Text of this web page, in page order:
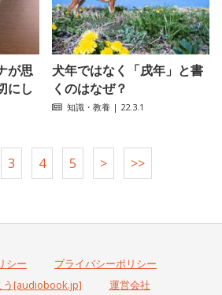
が思
にし
犬年ではなく「戌年」と書
くのはなぜ？
知識・教養 | 22.3.1
3 4 5 > >>
シー
プライバシーポリシー
う[audiobook.jp]
運営会社